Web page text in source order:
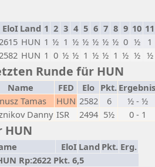
EloI Land 1 2 3 4 5 6 7 8 9 10 11
HUN 1 ½ 1 ½ ½ ½ ½ ½ 0 ½
1
HUN 1 0 ½ ½ 1 ½ ½ 1 ½ ½ ½
Runde für HUN
Name FED Elo Pkt. Ergebnis
Tamas HUN 2582 6
½ - ½
Danny ISR 2494 5½ 0 - 1
EloI Land Pkt. Erg.
Rp:2622 Pkt. 6,5